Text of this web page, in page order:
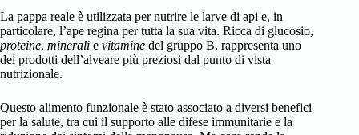
La pappa reale è utilizzata per nutrire le larve di api e, in
particolare, l’ape regina per tutta la sua vita. Ricca di glucosio,
proteine, minerali e vitamine del gruppo B, rappresenta uno
dei prodotti dell’alveare più preziosi dal punto di vista
nutrizionale.
Questo alimento funzionale è stato associato a diversi benefici
per la salute, tra cui il supporto alle difese immunitarie e la